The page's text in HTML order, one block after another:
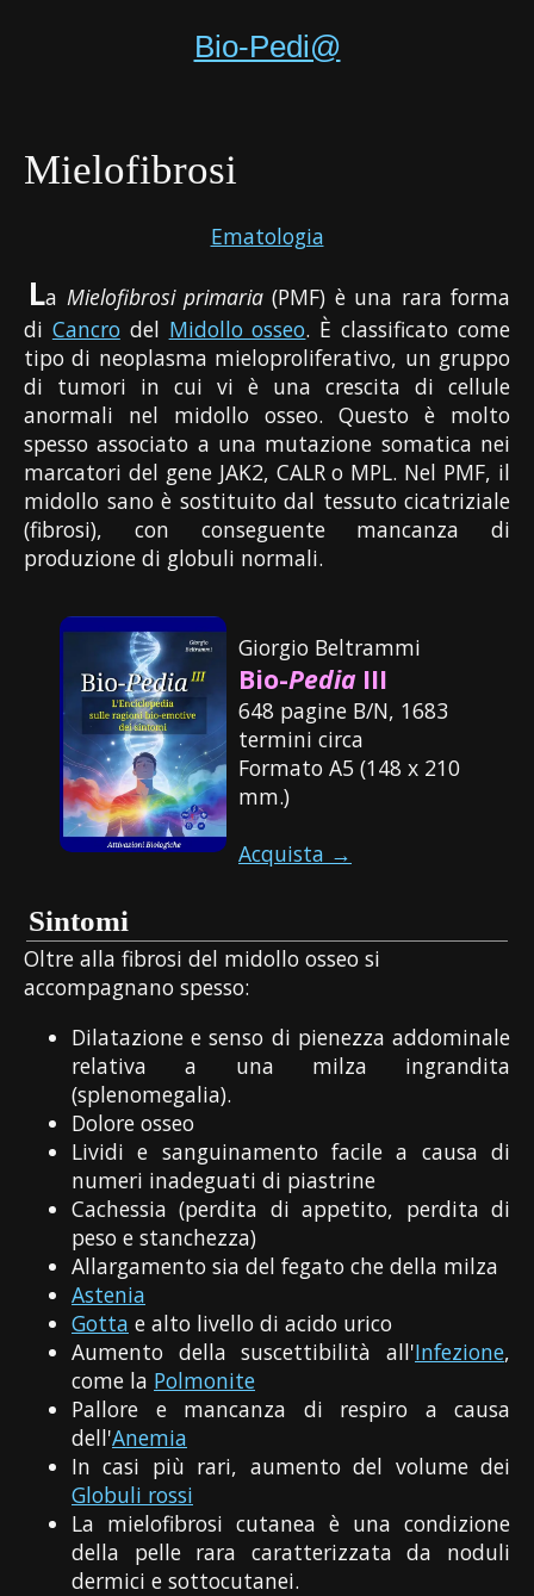
Bio-Pedi@
Mielofibrosi
Ematologia
La Mielofibrosi primaria(PMF) è una rara forma
di Cancrodel Midollo osseo. È classificato come
tipo di neoplasma mieloproliferativo, un gruppo
di tumori in cui vi è una crescita di cellule
anormali nel midollo osseo. Questo è molto
spesso associato a una mutazione somatica nei
marcatori del gene JAK2, CALR o MPL. Nel PMF, il
midollo sano è sostituito dal tessuto cicatriziale
(fibrosi), con conseguente mancanza di
produzione di globuli normali.
Giorgio Beltrammi
Bio-Pedia III
648 pagine B/N, 1683
termini circa
Formato A5 (148 x 210
mm.)
Acquista →
Sintomi
Oltre alla fibrosi del midollo osseo si
accompagnano spesso:
Dilatazione e senso di pienezza addominale
relativa a una milza ingrandita
(splenomegalia).
Dolore osseo
Lividi e sanguinamento facile a causa di
numeri inadeguati di piastrine
Cachessia (perdita di appetito, perdita di
peso e stanchezza)
Allargamento sia del fegato che della milza
Astenia
Gotta e alto livello di acido urico
Aumento della suscettibilità all'Infezione,
come la Polmonite
Pallore e mancanza di respiro a causa
dell'Anemia
In casi più rari, aumento del volume dei
Globuli rossi
La mielofibrosi cutanea è una condizione
della pelle rara caratterizzata da noduli
dermici e sottocutanei.